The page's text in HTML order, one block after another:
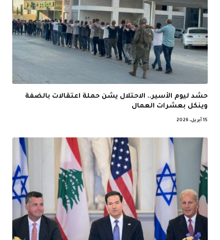
حشد ليوم الأسير.. الاحتلال يشن حملة اعتقالات بالضفة
وينكل بعشرات العمال
15 أبريل، 2026